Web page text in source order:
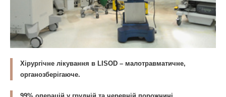
Хірургічне лікування в LISOD – малотравматичне,
органозберігаюче.